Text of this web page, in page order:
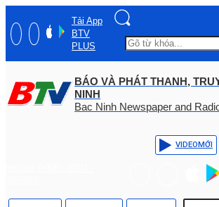
Tải App
BTV
PLUS
BÁO VÀ PHÁT THANH,
NINH
Bac Ninh Newspaper and
VIDEOMỚI